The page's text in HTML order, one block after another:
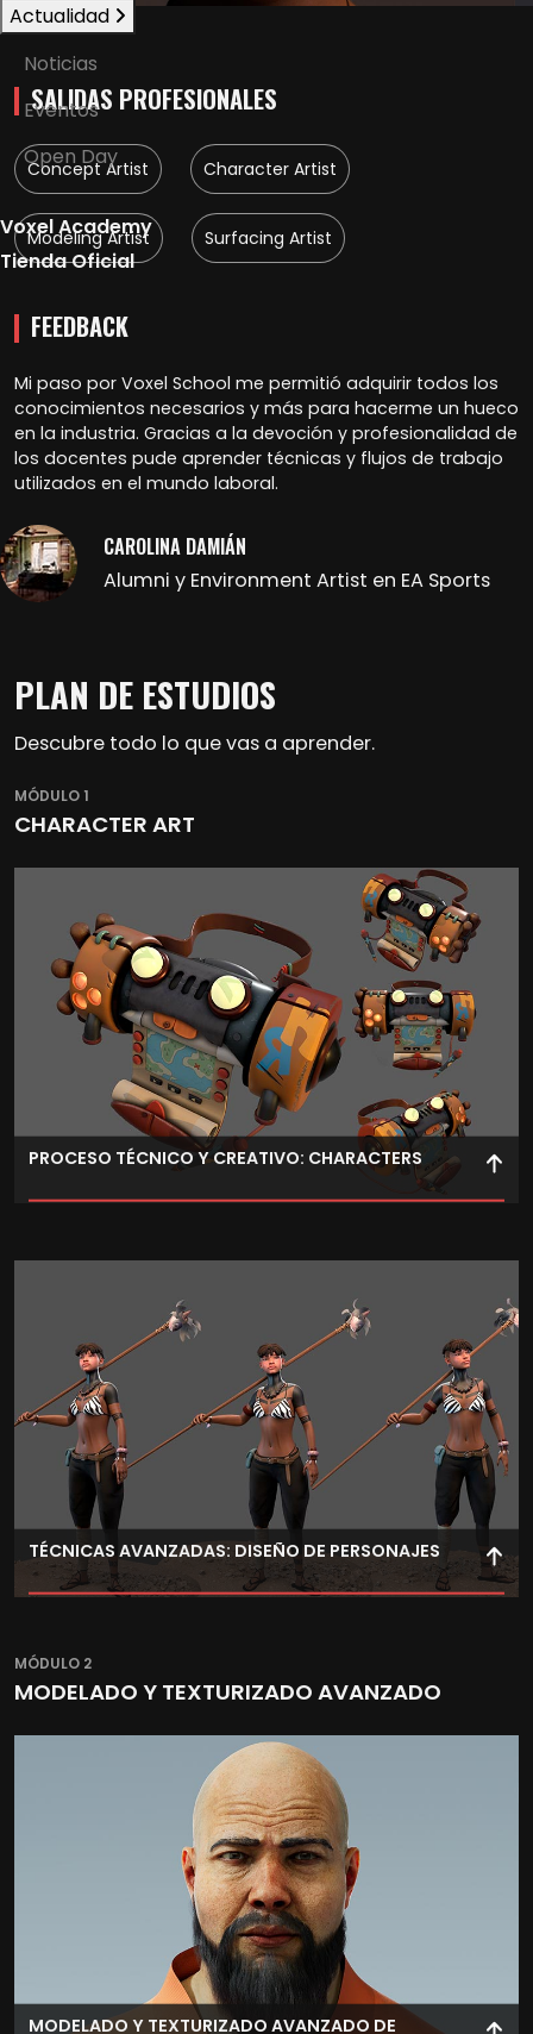
Actualidad
Noticias
Eventos
Open Day
Voxel Academy
Tienda Oficial
SALIDAS PROFESIONALES
Concept Artist Character Artist
Modeling Artist Surfacing Artist
FEEDBACK
Mi paso por Voxel School me permitió adquirir todos los
conocimientos necesarios y más para hacerme un hueco
en la industria. Gracias a la devoción y profesionalidad de
los docentes pude aprender técnicas y flujos de trabajo
utilizados en el mundo laboral.
CAROLINA DAMIÁN
Alumni y Environment Artist en EA Sports
PLAN DE ESTUDIOS
Descubre todo lo que vas a aprender.
MÓDULO 1
CHARACTER ART
PROCESO TÉCNICO Y CREATIVO: CHARACTERS
más alto nivel, aplicando procesos como retopologías
TÉCNICAS AVANZADAS: DISEÑO DE PERSONAJES
conceptualización y creación de personajes con
creación y el comportamiento de tejidos.
MÓDULO 2
MODELADO Y TEXTURIZADO AVANZADO
MODELADO Y TEXTURIZADO AVANZADO DE